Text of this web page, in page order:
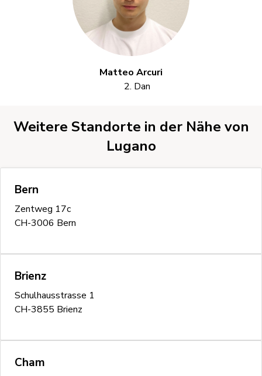
Matteo Arcuri
2. Dan
Weitere Standorte in der Nähe von
Lugano
Bern
Zentweg 17c
CH-3006 Bern
Brienz
Schulhausstrasse 1
CH-3855 Brienz
Cham